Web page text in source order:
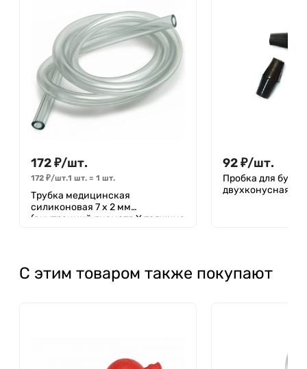
172₽/шт.
172 ₽/шт.1 шт. = 1 шт.
Трубка медицинская
силиконовая 7 х 2 мм
(внутренний диаметр Х толщина
92₽/шт.
Пробка для
двухконусная
С этим товаром также покупают